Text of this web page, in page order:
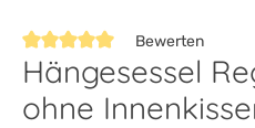
Durchschnittliche Bewertung
Bewerten
Hängesessel
ohne